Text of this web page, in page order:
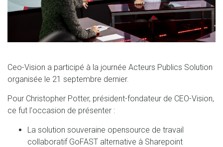
Ceo-Vision a participé à la journée Acteurs Publics Solution
organisée le 21 septembre dernier.
Pour Christopher Potter, président-fondateur de CEO-Vision,
ce fut l'occasion de présenter :
La solution souveraine opensource de travail
collaboratif GoFAST alternative à Sharepoint